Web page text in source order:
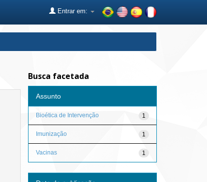
Entrar em:
Busca facetada
Assunto
1
Bioética de Intervenção
1
Imunização
1
Vacinas